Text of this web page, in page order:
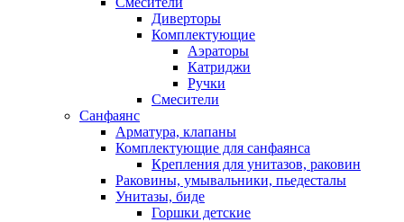
Диверторы
Комплектующие
Аэраторы
Катриджи
Ручки
Смесители
Санфаянс
Арматура, клапаны
Комплектующие для санфаянса
Крепления для унитазов, раковин
Раковины, умывальники, пьедесталы
Унитазы, биде
Горшки детские